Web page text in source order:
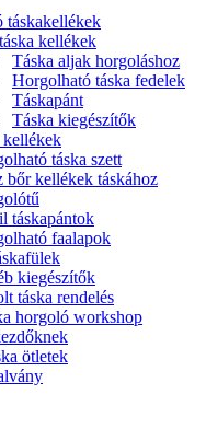
táskakellékek
kellékek
Táska aljak horgoláshoz
Horgolható táska fedelek
Táskapánt
Táska kiegészítők
kellékek
táska szett
bőr kellékek táskához
táskapántok
faalapok
kiegészítők
táska rendelés
horgoló workshop
ötletek